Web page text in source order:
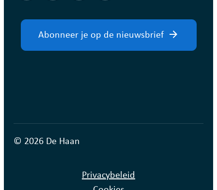
Abonneer je op de nieuwsbrief
© 2026 De Haan
Privacybeleid